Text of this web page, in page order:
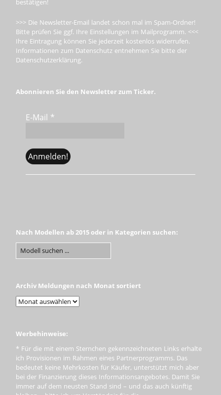
>>> Die Newsletter-Email landet schon mal im Spam-Ordner!
Bitte prüfen Sie ggf. Ihre Einstellungen im Mailprogramm. <<<
Ihre Eintragung können Sie jederzeit kostenlos widerrufen.
Informationen zum Datenschutz entnehmen Sie bitte der
Datenschutzerklärung.
Abonnieren Sie den Newsletter zum Ticker.
E-Mail *
Nach Modellen ab 2015 oder in Kategorien suchen:
Archiv Meldungen nach Monat sortiert
Werbehinweise:
* Für die mit einem Sternchen gekennzeichneten Links erhalte
ich Provisionen im Rahmen eines Partnerprogramms. Das
bedeutet keine Mehrkosten für Käufer, unterstützt mich aber
bei der Finanzierung dieses Informationsangebotes. Damit Sie
immer auf dem neusten Stand sind – und das auch künftig